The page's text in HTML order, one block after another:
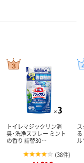
トイレマジックリン消
臭・洗浄スプレー ミント
の香り 詰替30…
(38件)